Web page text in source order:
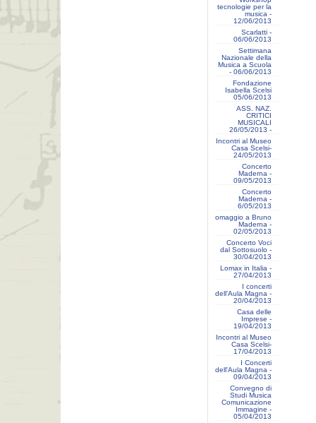
tecnologie per la
musica -
12/06/2013
Scarlatti -
06/06/2013
Settimana
Nazionale della
Musica a Scuola
- 06/06/2013
Fondazione
Isabella Scelsi
05/06/2013
ASS. NAZ.
CRITICI
MUSICALI
26/05/2013 -
Incontri al Museo
Casa Scelsi-
24/05/2013
Concerto
Maderna -
09/05/2013
Concerto
Maderna -
6/05/2013
omaggio a Bruno
Maderna -
02/05/2013
Concerto Voci
dal Sottosuolo -
30/04/2013
Lomax in Italia -
27/04/2013
I concerti
dell'Aula Magna -
20/04/2013
Casa delle
Imprese -
19/04/2013
Incontri al Museo
Casa Scelsi-
17/04/2013
I Concerti
dell'Aula Magna -
09/04/2013
Convegno di
Studi Musica
Comunicazione
Immagine -
05/04/2013